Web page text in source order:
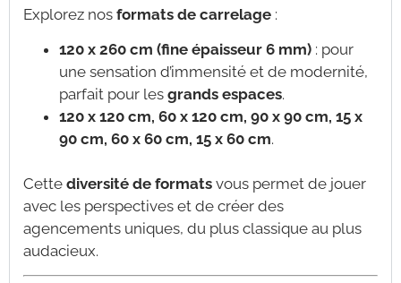
Explorez nos formats de carrelage :
120 x 260 cm (fine épaisseur 6 mm) : pour
une sensation d’immensité et de modernité,
parfait pour les grands espaces.
120 x 120 cm, 60 x 120 cm, 90 x 90 cm, 15 x
90 cm, 60 x 60 cm, 15 x 60 cm.
Cette diversité de formats vous permet de jouer
avec les perspectives et de créer des
agencements uniques, du plus classique au plus
audacieux.